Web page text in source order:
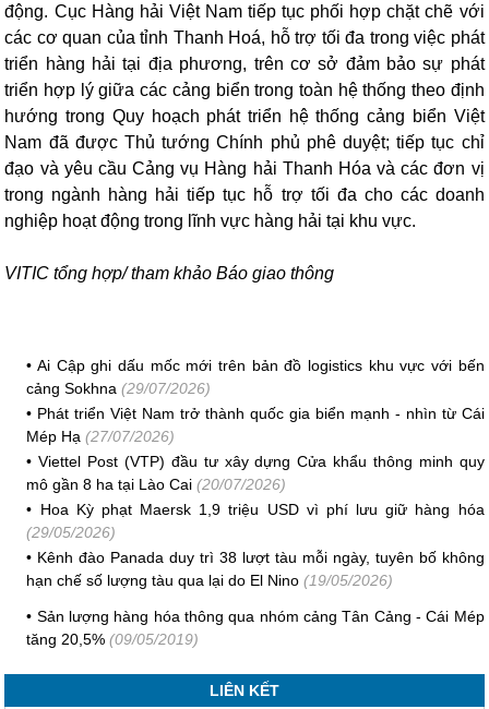
động. Cục Hàng hải Việt Nam tiếp tục phối hợp chặt chẽ với
các cơ quan của tỉnh Thanh Hoá, hỗ trợ tối đa trong việc phát
triển hàng hải tại địa phương, trên cơ sở đảm bảo sự phát
triển hợp lý giữa các cảng biển trong toàn hệ thống theo định
hướng trong Quy hoạch phát triển hệ thống cảng biển Việt
Nam đã được Thủ tướng Chính phủ phê duyệt; tiếp tục chỉ
đạo và yêu cầu Cảng vụ Hàng hải Thanh Hóa và các đơn vị
trong ngành hàng hải tiếp tục hỗ trợ tối đa cho các doanh
nghiệp hoạt động trong lĩnh vực hàng hải tại khu vực.
VITIC tổng hợp/ tham khảo Báo giao thông
•Ai Cập ghi dấu mốc mới trên bản đồ logistics khu vực với bến
cảng Sokhna (29/07/2026)
• Phát triển Việt Nam trở thành quốc gia biển mạnh - nhìn từ Cái
Mép Hạ (27/07/2026)
•Viettel Post (VTP) đầu tư xây dựng Cửa khẩu thông minh quy
mô gần 8 ha tại Lào Cai (20/07/2026)
• Hoa Kỳ phạt Maersk 1,9 triệu USD vì phí lưu giữ hàng hóa
(29/05/2026)
• Kênh đào Panada duy trì 38 lượt tàu mỗi ngày, tuyên bố không
hạn chế số lượng tàu qua lại do El Nino (19/05/2026)
• Sản lượng hàng hóa thông qua nhóm cảng Tân Cảng - Cái Mép
tăng 20,5% (09/05/2019)
LIÊN KẾT